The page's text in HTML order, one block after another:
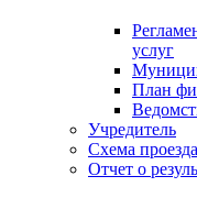
услуг
План
Учредитель
Схема проезда
Отчет о